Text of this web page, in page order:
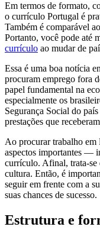
Em termos de formato,
o currículo Portugal é
Também é comparável
Portanto, você pode até
currículo ao mudar de
Essa é uma boa notícia
procuram emprego fora
papel fundamental na
especialmente os
Segurança Social do
prestações que
Ao procurar trabalho em
aspectos importantes —
currículo. Afinal, trata-se
cultura. Então, é
seguir em frente com a
suas chances de sucesso.
Estrutura e